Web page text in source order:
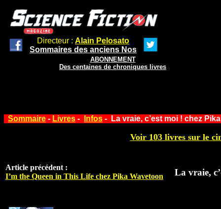
Directeur : Alain Pelosato
Sommaires des anciens Nos
ABONNEMENT
Des centaines de chroniques livres
Sommaire - Livres - Infos - La vraie, c’est moi ! chez
Voir 103 livres sur le
Article précédent :
I’m the Queen in This Life chez Pika Wavetoon
La vraie,